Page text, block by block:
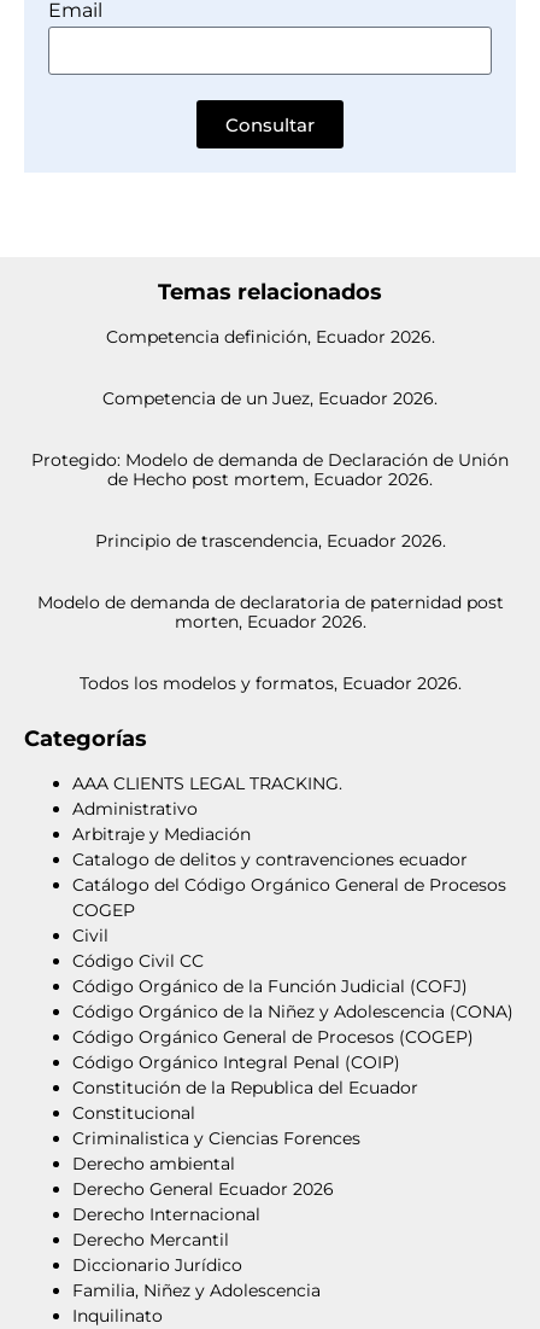
Email
Consultar
Temas relacionados
Competencia definición, Ecuador 2026.
Competencia de un Juez, Ecuador 2026.
Protegido: Modelo de demanda de Declaración de Unión
de Hecho post mortem, Ecuador 2026.
Principio de trascendencia, Ecuador 2026.
Modelo de demanda de declaratoria de paternidad post
morten, Ecuador 2026.
Todos los modelos y formatos, Ecuador 2026.
Categorías
AAA CLIENTS LEGAL TRACKING.
Administrativo
Arbitraje y Mediación
Catalogo de delitos y contravenciones ecuador
Catálogo del Código Orgánico General de Procesos
COGEP
Civil
Código Civil CC
Código Orgánico de la Función Judicial (COFJ)
Código Orgánico de la Niñez y Adolescencia (CONA)
Código Orgánico General de Procesos (COGEP)
Código Orgánico Integral Penal (COIP)
Constitución de la Republica del Ecuador
Constitucional
Criminalistica y Ciencias Forences
Derecho ambiental
Derecho General Ecuador 2026
Derecho Internacional
Derecho Mercantil
Diccionario Jurídico
Familia, Niñez y Adolescencia
Inquilinato